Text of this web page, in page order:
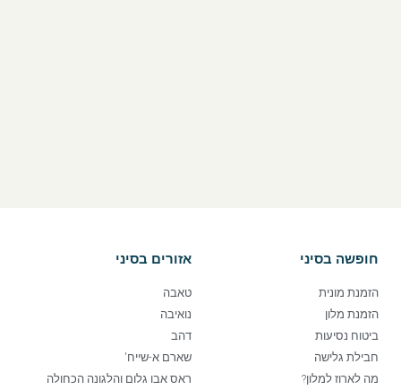
חופשה בסיני
הזמנת מונית
הזמנת מלון
ביטוח נסיעות
חבילת גלישה
מה לארוז למלון?
אזורים בסיני
טאבה
נואיבה
דהב
שארם א-שייח'
ראס אבו גלום והלגונה הכחולה